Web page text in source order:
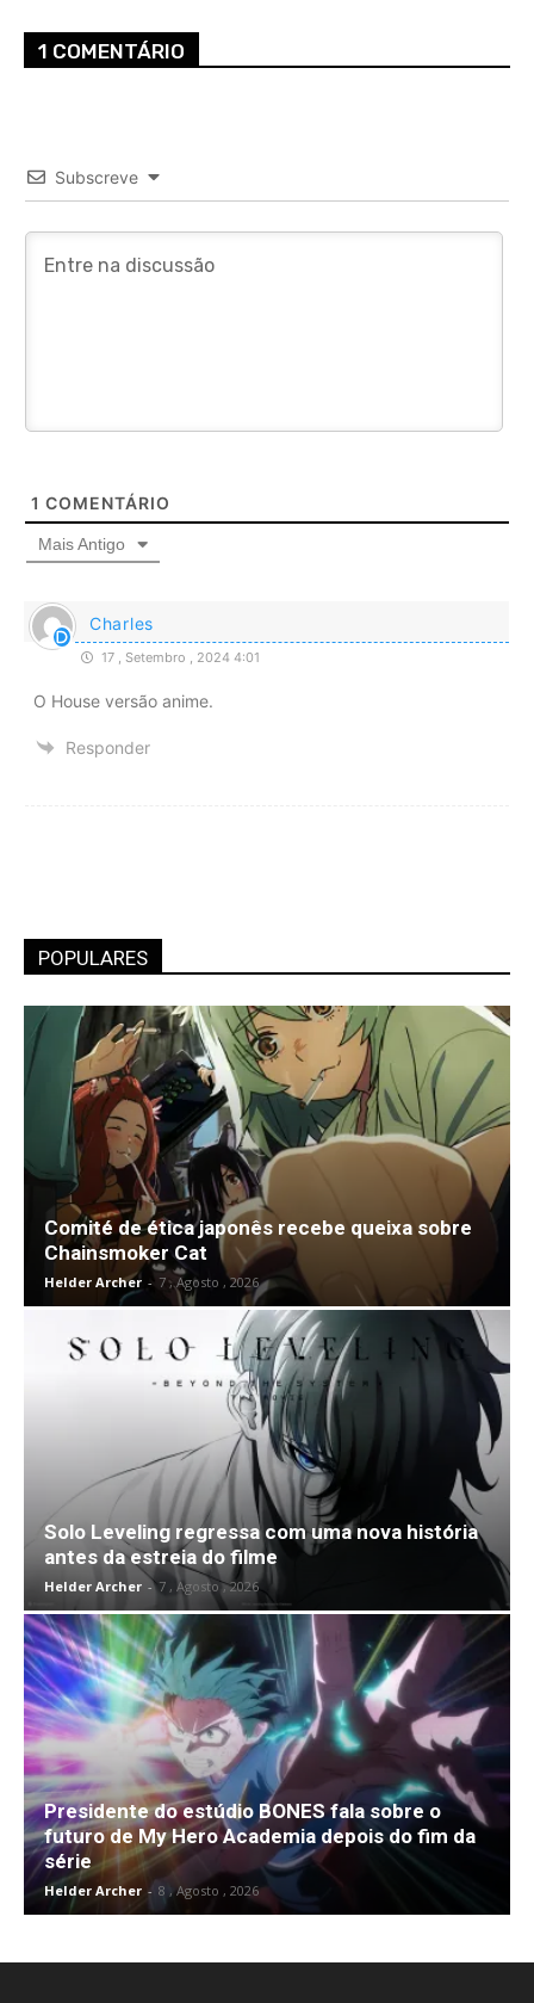
1 COMENTÁRIO
Subscreve
1 COMENTÁRIO
Mais Antigo
Charles
17 , Setembro , 2024 4:01
O House versão anime.
Responder
POPULARES
Comité de ética japonês recebe queixa sobre
Chainsmoker Cat
Helder Archer - 7 , Agosto , 2026
Solo Leveling regressa com uma nova história
antes da estreia do filme
Helder Archer - 7 , Agosto , 2026
Presidente do estúdio BONES fala sobre o
futuro de My Hero Academia depois do fim da
série
Helder Archer - 8 , Agosto , 2026